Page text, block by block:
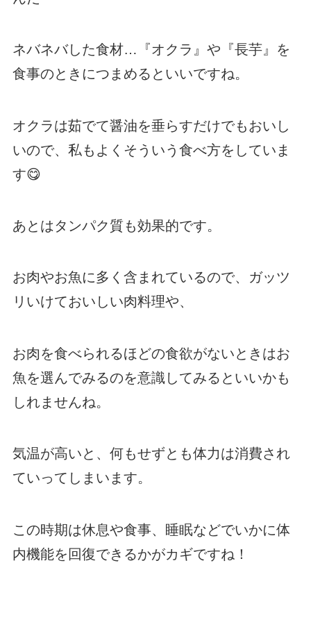
ネバネバした食材…『オクラ』や『長芋』を
食事のときにつまめるといいですね。
オクラは茹でて醤油を垂らすだけでもおいし
いので、私もよくそういう食べ方をしていま
す😋
あとはタンパク質も効果的です。
お肉やお魚に多く含まれているので、ガッツ
リいけておいしい肉料理や、
お肉を食べられるほどの食欲がないときはお
魚を選んでみるのを意識してみるといいかも
しれませんね。
気温が高いと、何もせずとも体力は消費され
ていってしまいます。
この時期は休息や食事、睡眠などでいかに体
内機能を回復できるかがカギですね！